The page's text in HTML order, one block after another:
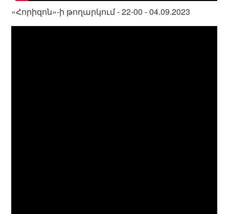
«Հորիզոն»-ի թողարկում - 22-00 - 04.09.2023